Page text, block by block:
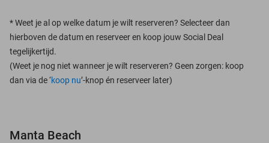
*Weet je al op welke datum je wilt reserveren? Selecteer dan
hierboven de datum en reserveer en koop jouw Social Deal
tegelijkertijd.
(Weet je nog niet wanneer je wilt reserveren? Geen zorgen: koop
dan via de ‘koop nu’-knop én reserveer later)
Manta Beach